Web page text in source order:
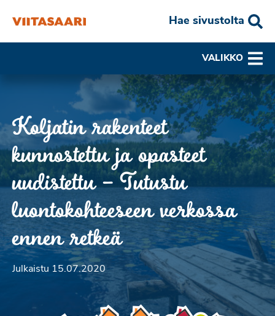
Hae sivustolta
VALIKKO
Koljatin rakenteet
kunnostettu ja opasteet
uudistettu – Tutustu
luontokohteeseen verkossa
ennen retkeä
Julkaistu 15.07.2020